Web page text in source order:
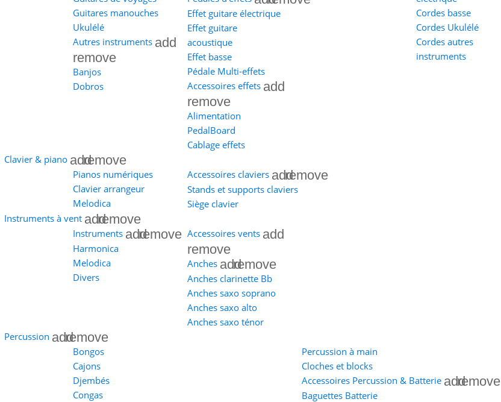
Guitares manouches
Ukulélé
Autres instruments add
remove
Banjos
Dobros
Effet guitare électrique
Effet guitare
acoustique
Effet basse
Pédale Multi-effets
Accessoires effets add
remove
Alimentation
PedalBoard
Cablage effets
Cordes basse
Cordes Ukulélé
Cordes autres
instruments
Clavier & piano addremove
Pianos numériques
Clavier arrangeur
Melodica
Accessoires claviers addremove
Stands et supports claviers
Siège clavier
Instruments à vent addremove
Instruments addremove
Harmonica
Melodica
Divers
Accessoires vents add
remove
Anches addremove
Anches clarinette Bb
Anches saxo soprano
Anches saxo alto
Anches saxo ténor
Percussion addremove
Bongos
Cajons
Djembés
Congas
Percussion à main
Cloches et blocks
Accessoires Percussion & Batterie addremove
Baguettes Batterie